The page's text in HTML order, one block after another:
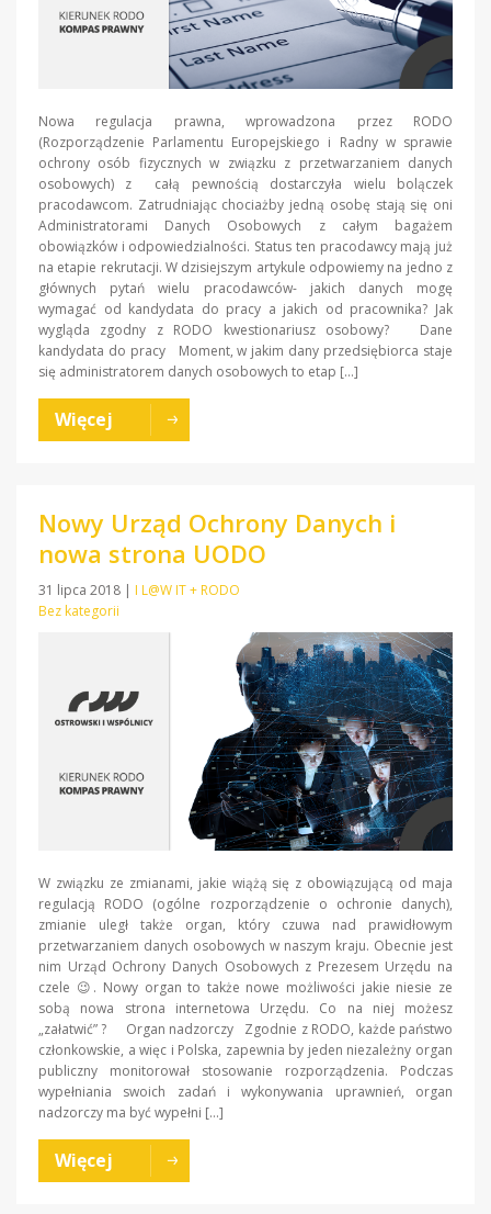
Nowa regulacja prawna, wprowadzona przez RODO
(Rozporządzenie Parlamentu Europejskiego i Radny w sprawie
ochrony osób fizycznych w związku z przetwarzaniem danych
osobowych) z całą pewnością dostarczyła wielu bolączek
pracodawcom. Zatrudniając chociażby jedną osobę stają się oni
Administratorami Danych Osobowych z całym bagażem
obowiązków i odpowiedzialności. Status ten pracodawcy mają już
na etapie rekrutacji. W dzisiejszym artykule odpowiemy na jedno z
głównych pytań wielu pracodawców- jakich danych mogę
wymagać od kandydata do pracy a jakich od pracownika? Jak
wygląda zgodny z RODO kwestionariusz osobowy? Dane
kandydata do pracy Moment, w jakim dany przedsiębiorca staje
się administratorem danych osobowych to etap […]
Więcej
Nowy Urząd Ochrony Danych i
nowa strona UODO
31 lipca 2018 | I L@W IT + RODO
Bez kategorii
W związku ze zmianami, jakie wiążą się z obowiązującą od maja
regulacją RODO (ogólne rozporządzenie o ochronie danych),
zmianie uległ także organ, który czuwa nad prawidłowym
przetwarzaniem danych osobowych w naszym kraju. Obecnie jest
nim Urząd Ochrony Danych Osobowych z Prezesem Urzędu na
czele 😉. Nowy organ to także nowe możliwości jakie niesie ze
sobą nowa strona internetowa Urzędu. Co na niej możesz
„załatwić” ? Organ nadzorczy Zgodnie z RODO, każde państwo
członkowskie, a więc i Polska, zapewnia by jeden niezależny organ
publiczny monitorował stosowanie rozporządzenia. Podczas
wypełniania swoich zadań i wykonywania uprawnień, organ
nadzorczy ma być wypełni […]
Więcej